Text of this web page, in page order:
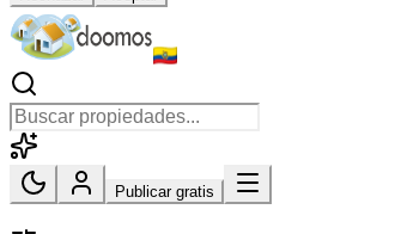
Publicar gratis